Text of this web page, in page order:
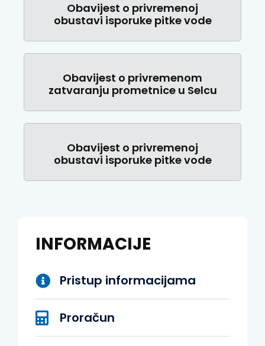
Obavijest o privremenoj
obustavi isporuke pitke vode
Obavijest o privremenom
zatvaranju prometnice u Selcu
Obavijest o privremenoj
obustavi isporuke pitke vode
INFORMACIJE
Pristup informacijama
Proračun